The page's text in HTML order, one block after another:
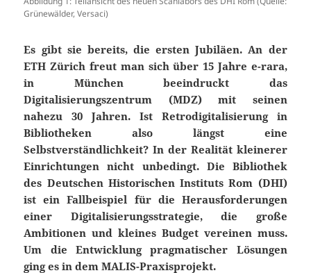
Grünewälder, Versaci)
Es gibt sie bereits, die ersten Jubiläen. An der
ETH Zürich freut man sich über 15 Jahre e-rara,
in München beeindruckt das
Digitalisierungszentrum (MDZ) mit seinen
nahezu 30 Jahren. Ist Retrodigitalisierung in
Bibliotheken also längst eine
Selbstverständlichkeit? In der Realität kleinerer
Einrichtungen nicht unbedingt. Die Bibliothek
des Deutschen Historischen Instituts Rom (DHI)
ist ein Fallbeispiel für die Herausforderungen
einer Digitalisierungsstrategie, die große
Ambitionen und kleines Budget vereinen muss.
Um die Entwicklung pragmatischer Lösungen
ging es in dem MALIS-Praxisprojekt.